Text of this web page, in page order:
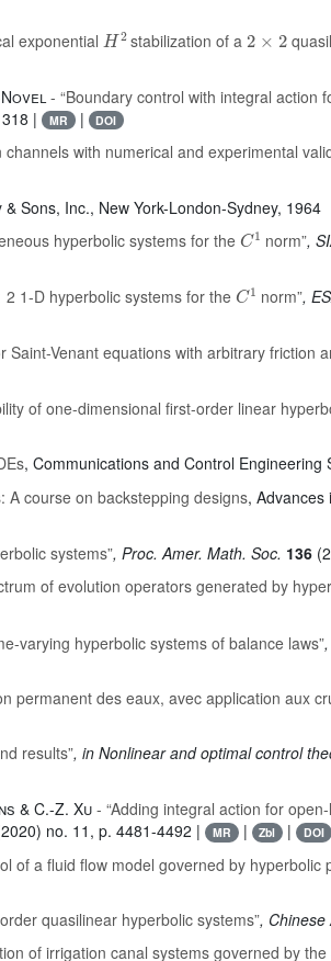
exponential H2stabilization of a
- “Boundary control with integral action
| MR | DOI
with numerical and experimental
& Sons, Inc., New York-London-Sydney, 1964
hyperbolic systems for the C1 norm”,
2 1-D hyperbolic systems for the C1 norm”,
Saint-Venant equations with arbitrary friction
of one-dimensional first-order linear
, Communications and Control Engineering
A course on backstepping designs, Advances
systems”, Proc. Amer. Math. Soc. 136
of evolution operators generated by
varying hyperbolic systems of balance laws”
permanent des eaux, avec application aux
results”, in Nonlinear and optimal control
& C.-Z. Xu - “Adding integral action for
no. 11, p. 4481-4492 | MR | Zbl | DOI
of a fluid flow model governed by hyperbolic
quasilinear hyperbolic systems”, Chinese
of irrigation canal systems governed by the